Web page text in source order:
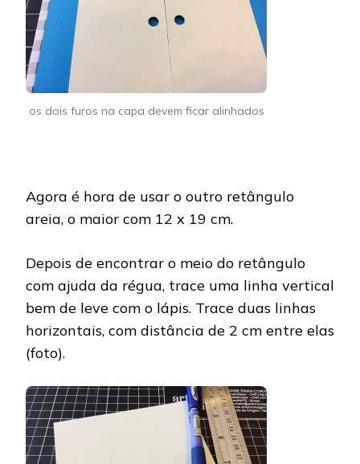
os dois furos na capa devem ficar alinhados
Agora é hora de usar o outro retângulo
areia, o maior com 12 x 19 cm.
Depois de encontrar o meio do retângulo
com ajuda da régua, trace uma linha vertical
bem de leve com o lápis. Trace duas linhas
horizontais, com distância de 2 cm entre elas
(foto).